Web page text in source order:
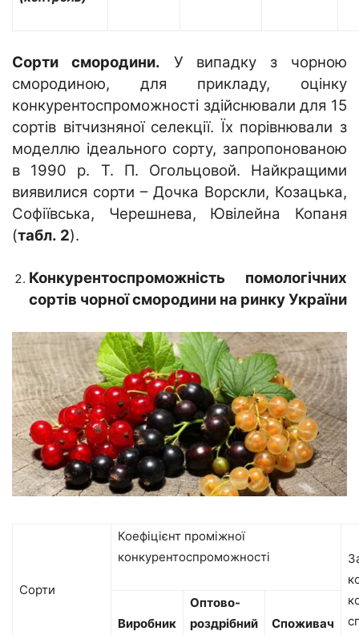
Сорти смородини. У випадку з чорною
смородиною, для прикладу, оцінку
конкурентоспроможності здійснювали для 15
сортів вітчизняної селекції. Їх порівнювали з
моделлю ідеального сорту, запропонованою
в 1990 р. Т. П. Огольцовой. Найкращими
виявилися сорти – Дочка Ворскли, Козацька,
Софіївська, Черешнева, Ювілейна Копаня
(табл. 2).
Конкурентоспроможність помологічних
сортів чорної смородини на ринку України
Сорти
Коефіцієнт проміжної
конкурентоспроможності
Виробник
Оптово-
роздрібний
Споживач